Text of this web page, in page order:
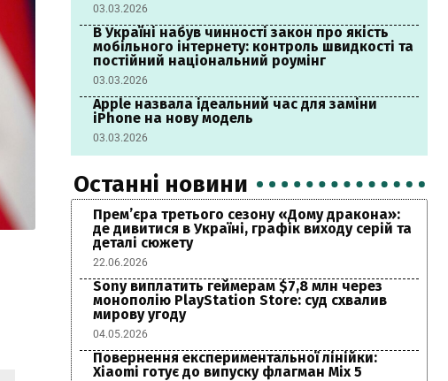
03.03.2026
В Україні набув чинності закон про якість
мобільного інтернету: контроль швидкості та
постійний національний роумінг
03.03.2026
Apple назвала ідеальний час для заміни
iPhone на нову модель
03.03.2026
Останні новини
Прем’єра третього сезону «Дому дракона»:
де дивитися в Україні, графік виходу серій та
деталі сюжету
22.06.2026
Sony виплатить геймерам $7,8 млн через
монополію PlayStation Store: суд схвалив
мирову угоду
04.05.2026
Повернення експериментальної лінійки:
Xiaomi готує до випуску флагман Mix 5